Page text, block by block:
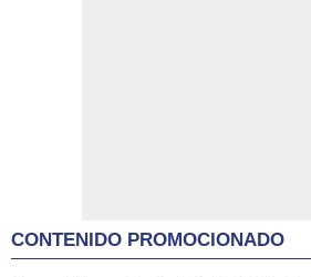
CONTENIDO PROMOCIONADO